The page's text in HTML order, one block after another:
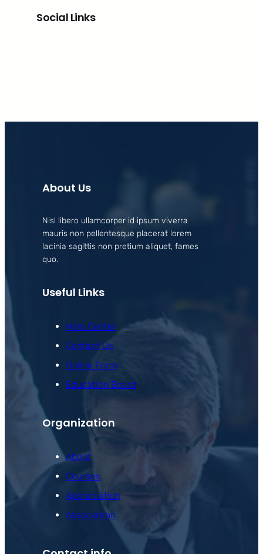
Social Links
About Us
Nisl libero ullamcorper id ipsum viverra
mauris non pellentesque placerat lorem
lacinia sagittis non pretium aliquet, fames
quo.
Useful Links
Help Center
Contact Us
Online Form
Education Board
Organization
About
Courses
Appreciation
Association